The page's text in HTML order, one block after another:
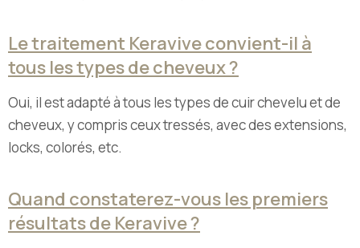
Le traitement Keravive convient-il à
tous les types de cheveux ?
Oui, il est adapté à tous les types de cuir chevelu et de
cheveux, y compris ceux tressés, avec des extensions,
locks, colorés, etc.
Quand constaterez-vous les premiers
résultats de Keravive ?